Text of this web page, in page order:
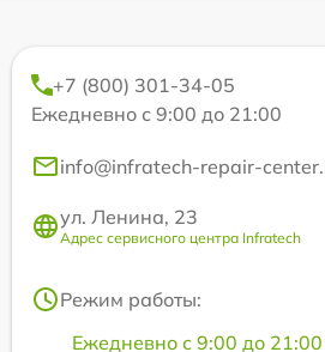
+7 (800) 301-34-05
Ежедневно с 9:00 до 21:00
info@infratech-repair-
ул. Ленина, 23
Адрес сервисного центра Infratech
Режим работы:
Ежедневно с 9:00 до 21:00